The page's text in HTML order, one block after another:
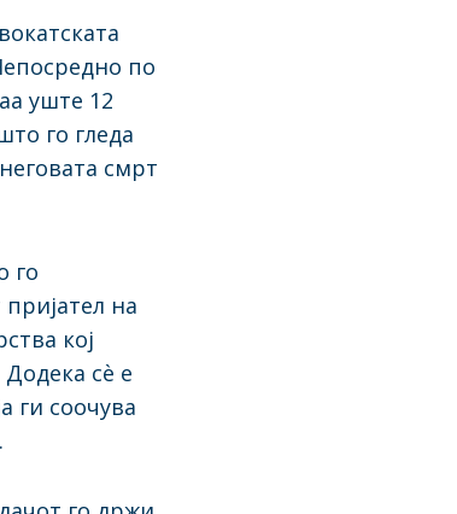
по
уште 12
го гледа
смрт
го
на
кој
сѐ е
ги соочува